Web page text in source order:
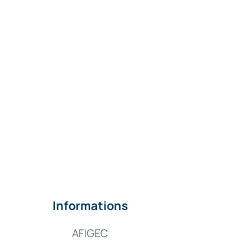
Informations
AFIGEC